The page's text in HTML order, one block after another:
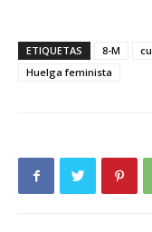
ETIQUETAS 8-M
Huelga feminista